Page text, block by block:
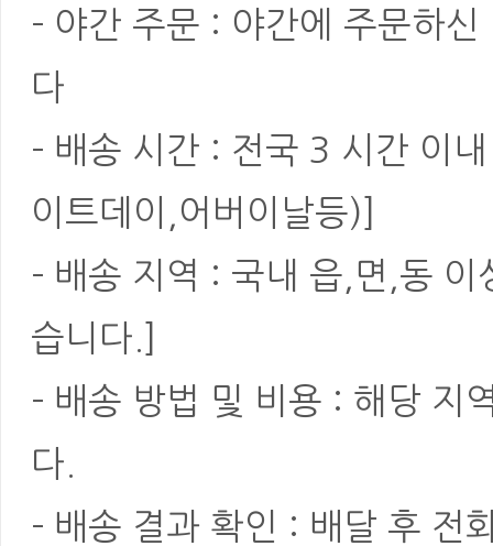
- 야간 주문 : 야간에 주문하
다
- 배송 시간 : 전국 3 시간 이
이트데이,어버이날등)]
- 배송 지역 : 국내 읍,면,동
습니다.]
- 배송 방법 및 비용 : 해당 지
다.
- 배송 결과 확인 : 배달 후 전